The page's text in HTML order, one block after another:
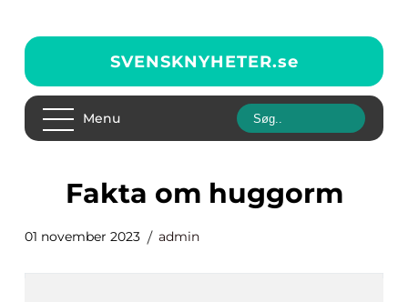
SVENSKNYHETER.se
Menu
fakta om huggorm
01 november 2023 admin